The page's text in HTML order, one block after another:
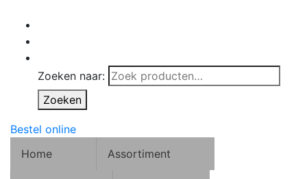
Zoeken naar:
Zoeken
Bestel online
Home
Assortiment